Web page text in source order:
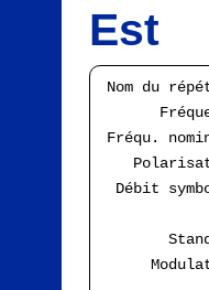
Est
Nom du
Fréqu.
Débit